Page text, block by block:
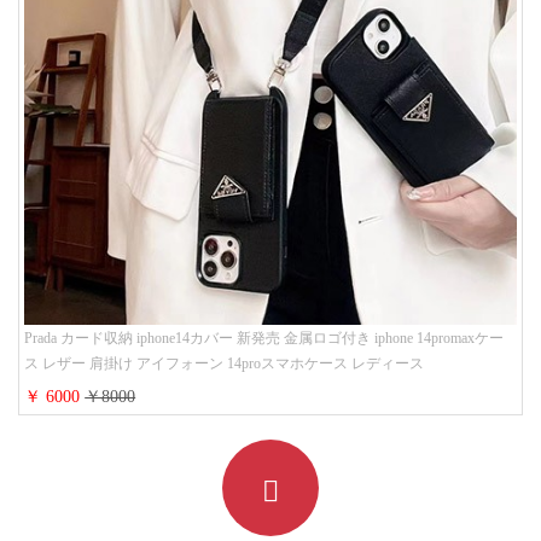
Prada カード収納 iphone14カバー 新発売 金属ロゴ付き iphone 14promaxケー
ス レザー 肩掛け アイフォーン 14proスマホケース レディース
￥ 6000￥8000